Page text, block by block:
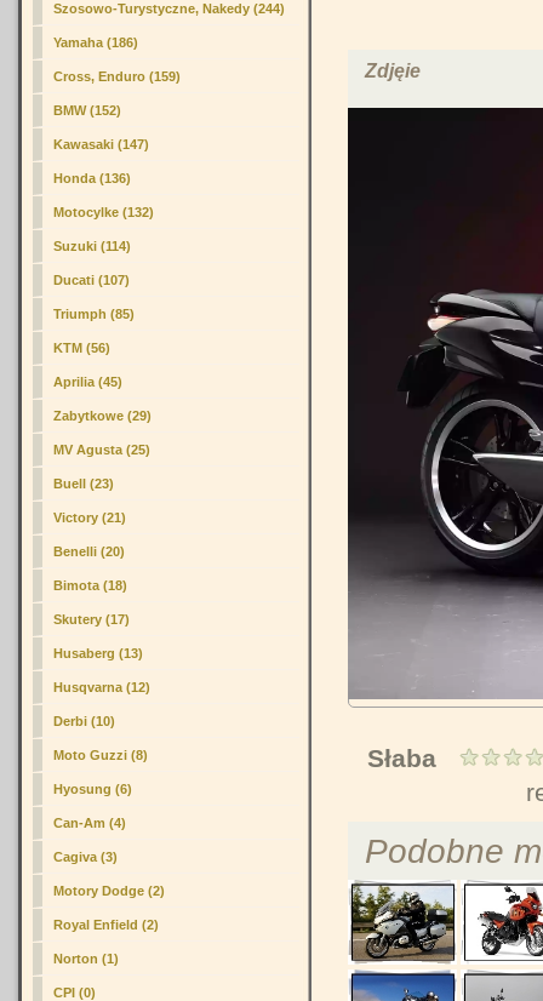
Szosowo-Turystyczne, Nakedy (244)
Yamaha (186)
Cross, Enduro (159)
BMW (152)
Kawasaki (147)
Honda (136)
Motocylke (132)
Suzuki (114)
Ducati (107)
Triumph (85)
KTM (56)
Aprilia (45)
Zabytkowe (29)
MV Agusta (25)
Buell (23)
Victory (21)
Benelli (20)
Bimota (18)
Skutery (17)
Husaberg (13)
Husqvarna (12)
Derbi (10)
Moto Guzzi (8)
Hyosung (6)
Can-Am (4)
Cagiva (3)
Motory Dodge (2)
Royal Enfield (2)
Norton (1)
CPI (0)
Zdjęie
Słaba
Podobne